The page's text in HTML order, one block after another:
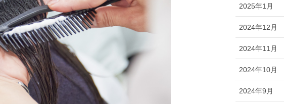
2025年1月
2024年12月
2024年11月
2024年10月
2024年9月